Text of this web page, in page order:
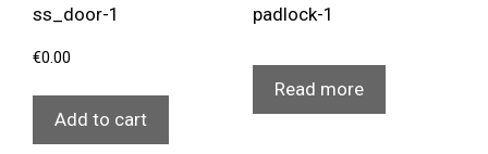
€0.00
Add to cart
Read more